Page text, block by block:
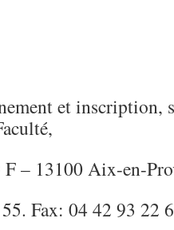
et inscription,
F – 13100 Aix-en-
Fax: 04 42 93 22